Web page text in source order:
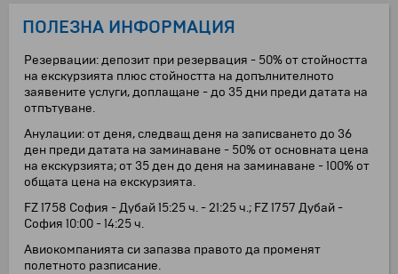
ПОЛЕЗНА ИНФОРМАЦИЯ
Резервации: депозит при резервация - 50% от стойността
на екскурзията плюс стойността на допълнителното
заявените услуги, доплащане - до 35 дни преди датата на
отпътуване.
Анулации: от деня, следващ деня на записването до 36
ден преди датата на заминаване - 50% от основната цена
на екскурзията; от 35 ден до деня на заминаване - 100% от
общата цена на екскурзията.
FZ 1758 София - Дубай 15:25 ч. - 21:25 ч.; FZ 1757 Дубай -
София 10:00 - 14:25 ч.
Авиокомпанията си запазва правото да променят
полетното разписание.